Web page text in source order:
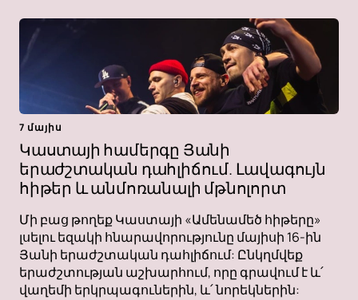
7 մայիս
Կաստայի համերգը Յանի
երաժշտական ​​դահլիճում. Լավագույն
հիթեր և անմոռանալի մթնոլորտ
Մի բաց թողեք Կաստայի «Ամենամեծ հիթերը»
լսելու եզակի հնարավորությունը մայիսի 16-ին
Յանի երաժշտական ​​դահլիճում: Ընկղմվեք
երաժշտության աշխարհում, որը գրավում է և՛
վաղեմի երկրպագուներին, և՛ նորեկներին: